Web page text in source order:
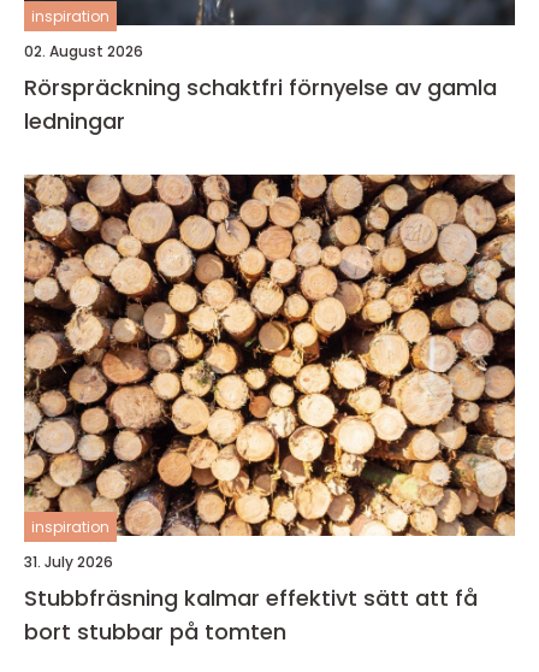
inspiration
02. August 2026
Rörspräckning schaktfri förnyelse av gamla
ledningar
inspiration
31. July 2026
Stubbfräsning kalmar effektivt sätt att få
bort stubbar på tomten